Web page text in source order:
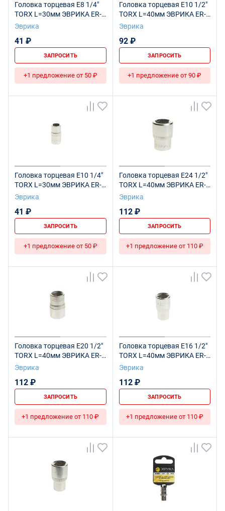
Головка торцевая E8 1/4"
TORX L=30мм ЭВРИКА ER-
90605 1/864
Эврика
41 ₽
ЗАПРОСИТЬ
+1 предложение от 50 ₽
Головка торцевая Е10 1/2"
TORX L=40мм ЭВРИКА ER-
91601 1/160
Эврика
92 ₽
ЗАПРОСИТЬ
+1 предложение от 90 ₽
Головка торцевая E10 1/4"
TORX L=30мм ЭВРИКА ER-
90607 1/640
Эврика
41 ₽
ЗАПРОСИТЬ
+1 предложение от 50 ₽
Головка торцевая Е24 1/2"
TORX L=40мм ЭВРИКА ER-
91609 1/96
Эврика
112 ₽
ЗАПРОСИТЬ
+1 предложение от 110 ₽
Головка торцевая Е20 1/2"
TORX L=40мм ЭВРИКА ER-
91607 1/120
Эврика
112 ₽
ЗАПРОСИТЬ
+1 предложение от 110 ₽
Головка торцевая Е16 1/2"
TORX L=40мм ЭВРИКА ER-
91605 1/160
Эврика
112 ₽
ЗАПРОСИТЬ
+1 предложение от 110 ₽